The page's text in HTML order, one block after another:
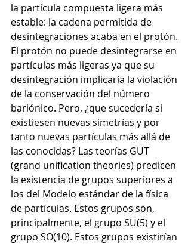
la partícula compuesta ligera más
estable: la cadena permitida de
desintegraciones acaba en el protón.
El protón no puede desintegrarse en
partículas más ligeras ya que su
desintegración implicaría la violación
de la conservación del número
bariónico. Pero, ¿que sucedería si
existiesen nuevas simetrías y por
tanto nuevas partículas más allá de
las conocidas? Las teorías GUT
(grand unification theories) predicen
la existencia de grupos superiores a
los del Modelo estándar de la física
de partículas. Estos grupos son,
principalmente, el grupo SU(5) y el
grupo SO(10). Estos grupos existirían